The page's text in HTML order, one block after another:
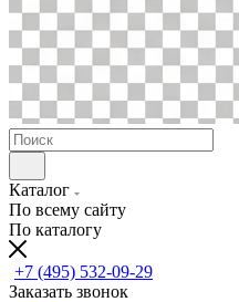
Каталог
По всему сайту
По каталогу
+7 (495) 532-09-29
Заказать звонок